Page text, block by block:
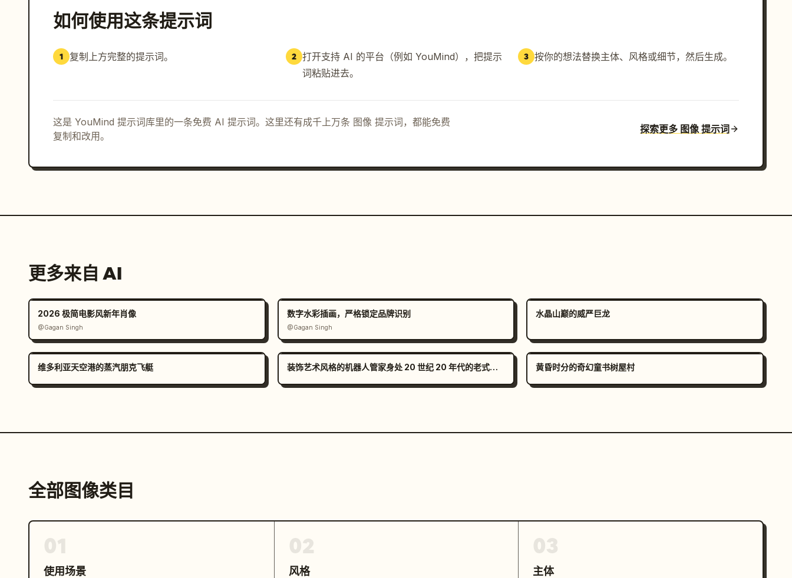
如何使用这条提示词
1 复制上方完整的提示词。 2 打开支持 AI 的平台（例如 YouMind），把提示
词粘贴进去。
3 按你的想法替换主体、风格或细节，然后生成。
这是 YouMind 提示词库里的一条免费 AI 提示词。这里还有成千上万条 图像 提示词，都能免费
复制和改用。
探索更多 图像 提示词
更多来自 AI
2026 极简电影风新年肖像
@Gagan Singh
数字水彩插画，严格锁定品牌识别
@Gagan Singh
水晶山巅的威严巨龙
维多利亚天空港的蒸汽朋克飞艇 装饰艺术风格的机器人管家身处 20 世纪 20 年代的老式豪宅中 黄昏时分的奇幻童书树屋村
全部图像类目
使用场景 风格 主体